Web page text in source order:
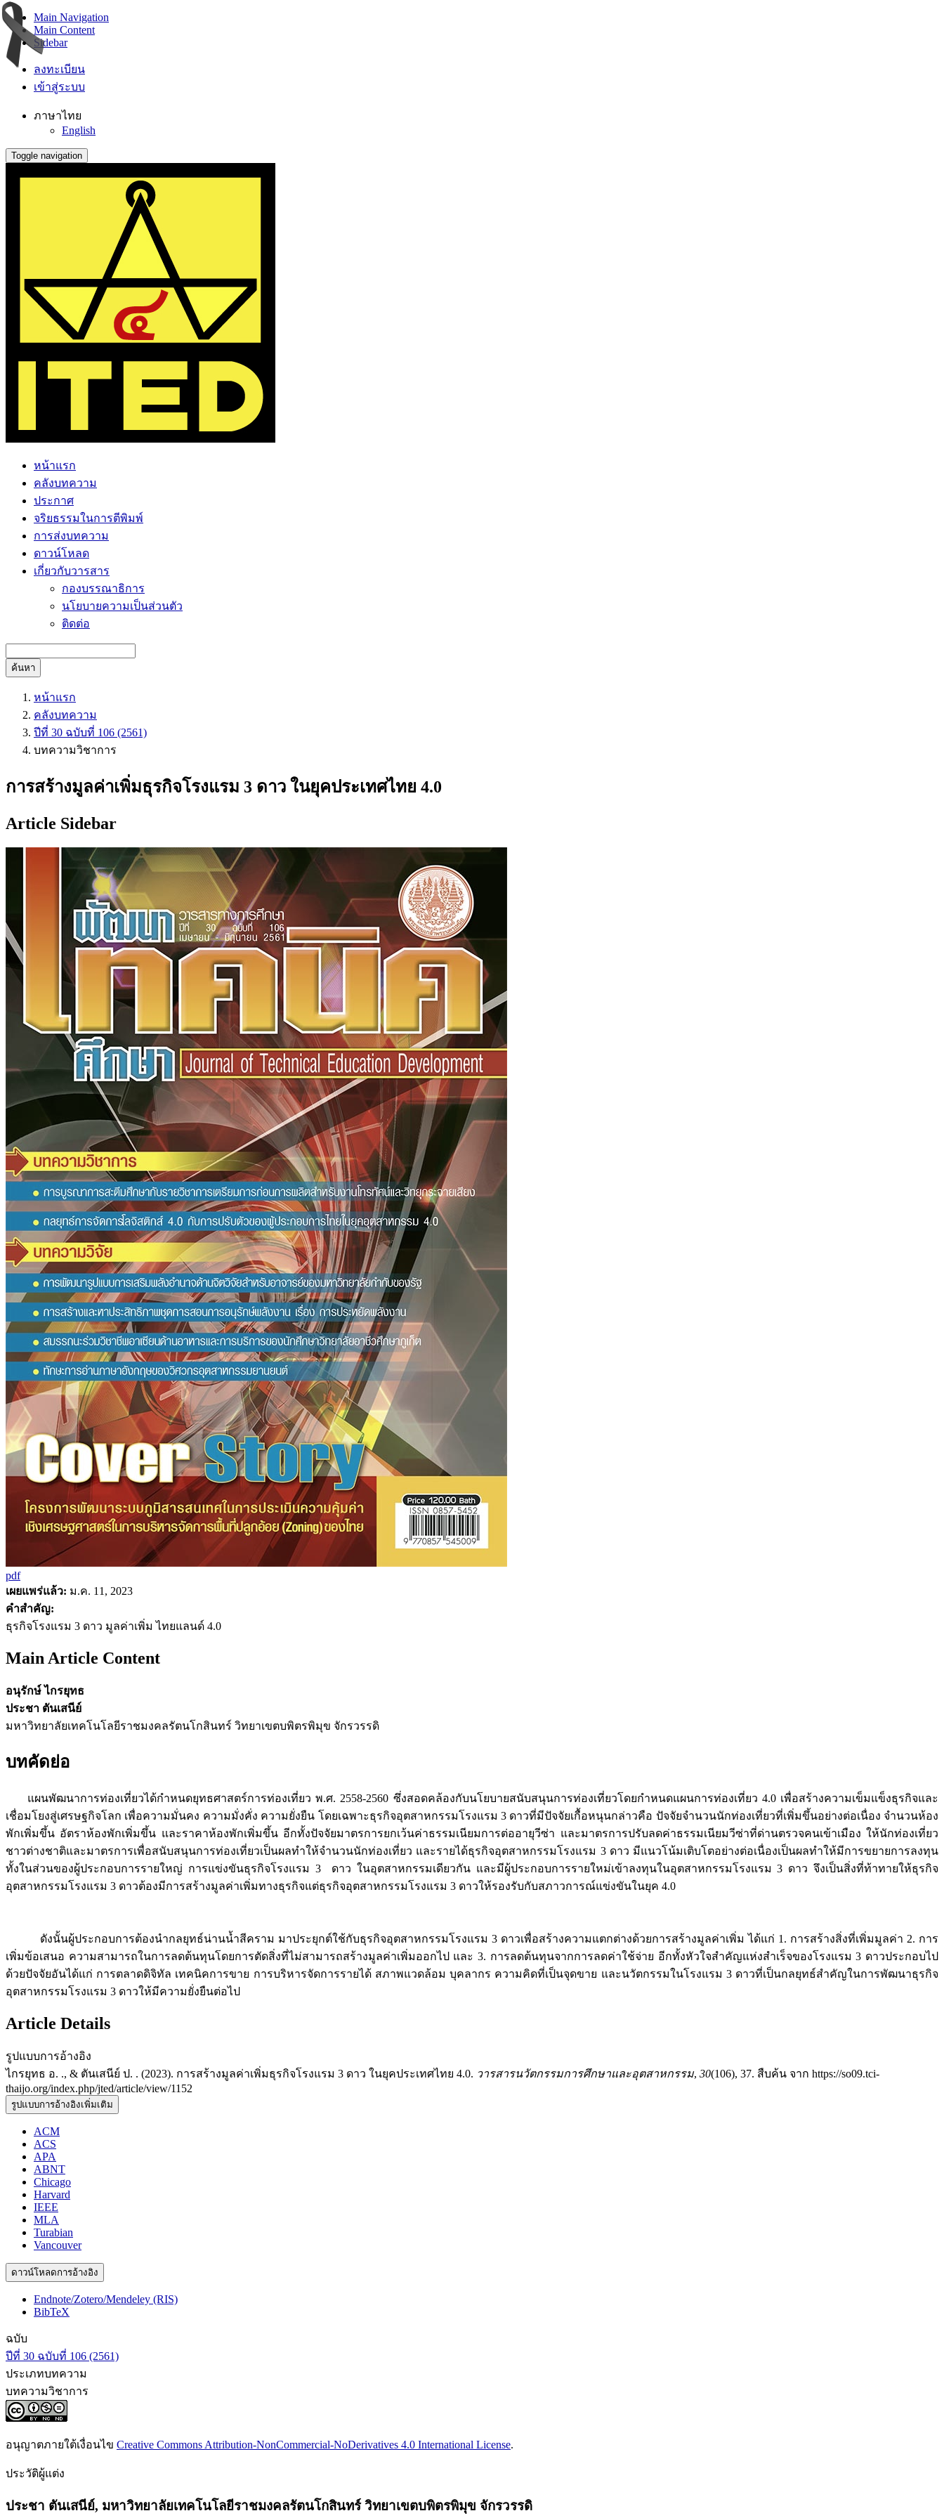
Main Navigation
Main Content
Sidebar
ลงทะเบียน
เข้าสู่ระบบ
ภาษาไทย
English
Toggle navigation
หน้าแรก
คลังบทความ
ประกาศ
จริยธรรมในการตีพิมพ์
การส่งบทความ
ดาวน์โหลด
เกี่ยวกับวารสาร
กองบรรณาธิการ
นโยบายความเป็นส่วนตัว
ติดต่อ
ค้นหา
หน้าแรก
คลังบทความ
ปีที่ 30 ฉบับที่ 106 (2561)
บทความวิชาการ
การสร้างมูลค่าเพิ่มธุรกิจโรงแรม 3 ดาว ในยุคประเทศไทย 4.0
Article Sidebar
pdf
เผยแพร่แล้ว: ม.ค. 11, 2023
คำสำคัญ:
ธุรกิจโรงแรม 3 ดาว มูลค่าเพิ่ม ไทยแลนด์ 4.0
Main Article Content
อนุรักษ์ ไกรยุทธ
ประชา ตันเสนีย์
มหาวิทยาลัยเทคโนโลยีราชมงคลรัตนโกสินทร์ วิทยาเขตบพิตรพิมุข จักรวรรดิ
บทคัดย่อ
แผนพัฒนาการท่องเที่ยวได้กำหนดยุทธศาสตร์การท่องเที่ยว พ.ศ. 2558-2560 ซึ่งสอดคล้องกับนโยบายสนับสนุนการท่องเที่ยวโดยกำหนดแผนการท่องเที่ยว 4.0 เพื่อสร้างความเข็มแข็งธุรกิจและ
เชื่อมโยงสู่เศรษฐกิจโลก เพื่อความมั่นคง ความมั่งคั่ง ความยั่งยืน โดยเฉพาะธุรกิจอุตสาหกรรมโรงแรม 3 ดาวที่มีปัจจัยเกื้อหนุนกล่าวคือ ปัจจัยจำนวนนักท่องเที่ยวที่เพิ่มขึ้นอย่างต่อเนื่อง จำนวนห้อง
พักเพิ่มขึ้น อัตราห้องพักเพิ่มขึ้น และราคาห้องพักเพิ่มขึ้น อีกทั้งปัจจัยมาตรการยกเว้นค่าธรรมเนียมการต่ออายุวีซ่า และมาตรการปรับลดค่าธรรมเนียมวีซ่าที่ด่านตรวจคนเข้าเมือง ให้นักท่องเที่ยว
ชาวต่างชาติและมาตรการเพื่อสนับสนุนการท่องเที่ยวเป็นผลทำให้จำนวนนักท่องเที่ยว และรายได้ธุรกิจอุตสาหกรรมโรงแรม 3 ดาว มีแนวโน้มเติบโตอย่างต่อเนื่องเป็นผลทำให้มีการขยายการลงทุน
ทั้งในส่วนของผู้ประกอบการรายใหญ่ การแข่งขันธุรกิจโรงแรม 3 ดาว ในอุตสาหกรรมเดียวกัน และมีผู้ประกอบการรายใหม่เข้าลงทุนในอุตสาหกรรมโรงแรม 3 ดาว จึงเป็นสิ่งที่ท้าทายให้ธุรกิจ
อุตสาหกรรมโรงแรม 3 ดาวต้องมีการสร้างมูลค่าเพิ่มทางธุรกิจแต่ธุรกิจอุตสาหกรรมโรงแรม 3 ดาวให้รองรับกับสภาวการณ์แข่งขันในยุค 4.0
ดังนั้นผู้ประกอบการต้องนำกลยุทธ์น่านน้ำสีคราม มาประยุกต์ใช้กับธุรกิจอุตสาหกรรมโรงแรม 3 ดาวเพื่อสร้างความแตกต่างด้วยการสร้างมูลค่าเพิ่ม ได้แก่ 1. การสร้างสิ่งที่เพิ่มมูลค่า 2. การ
เพิ่มข้อเสนอ ความสามารถในการลดต้นทุนโดยการตัดสิ่งที่ไม่สามารถสร้างมูลค่าเพิ่มออกไป และ 3. การลดต้นทุนจากการลดค่าใช้จ่าย อีกทั้งหัวใจสำคัญแห่งสำเร็จของโรงแรม 3 ดาวประกอบไป
ด้วยปัจจัยอันได้แก่ การตลาดดิจิทัล เทคนิคการขาย การบริหารจัดการรายได้ สภาพแวดล้อม บุคลากร ความคิดที่เป็นจุดขาย และนวัตกรรมในโรงแรม 3 ดาวที่เป็นกลยุทธ์สำคัญในการพัฒนาธุรกิจ
อุตสาหกรรมโรงแรม 3 ดาวให้มีความยั่งยืนต่อไป
Article Details
รูปแบบการอ้างอิง
ไกรยุทธ อ. ., & ตันเสนีย์ ป. . (2023). การสร้างมูลค่าเพิ่มธุรกิจโรงแรม 3 ดาว ในยุคประเทศไทย 4.0. วารสารนวัตกรรมการศึกษาและอุตสาหกรรม, 30(106), 37. สืบค้น จาก https://so09.tci-
thaijo.org/index.php/jted/article/view/1152
รูปแบบการอ้างอิงเพิ่มเติม
ACM
ACS
APA
ABNT
Chicago
Harvard
IEEE
MLA
Turabian
Vancouver
ดาวน์โหลดการอ้างอิง
Endnote/Zotero/Mendeley (RIS)
BibTeX
ฉบับ
ปีที่ 30 ฉบับที่ 106 (2561)
ประเภทบทความ
บทความวิชาการ
อนุญาตภายใต้เงื่อนไข Creative Commons Attribution-NonCommercial-NoDerivatives 4.0 International License.
ประวัติผู้แต่ง
ประชา ตันเสนีย์, มหาวิทยาลัยเทคโนโลยีราชมงคลรัตนโกสินทร์ วิทยาเขตบพิตรพิมุข จักรวรรดิ